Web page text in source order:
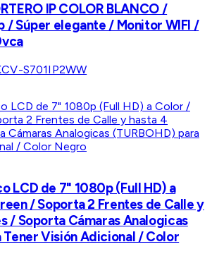
IP COLOR BLANCO /
/ Súper elegante / Monitor WIFI /
S701IP2WW
LCD de 7" 1080p (Full HD) a
/ Soporta 2 Frentes de Calle y
/ Soporta Cámaras Analogicas
Tener Visión Adicional / Color